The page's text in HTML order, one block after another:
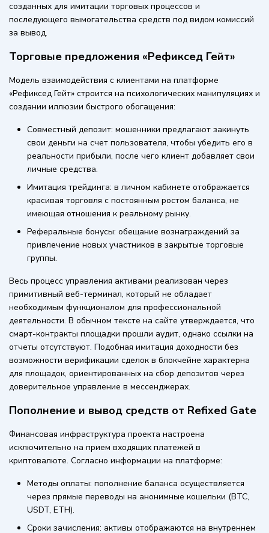
созданных для имитации торговых процессов и
последующего вымогательства средств под видом комиссий
за вывод.
Торговые предложения «Рефиксед Гейт»
Модель взаимодействия с клиентами на платформе
«Рефиксед Гейт» строится на психологических манипуляциях и
создании иллюзии быстрого обогащения:
Совместный депозит: мошенники предлагают закинуть
свои деньги на счет пользователя, чтобы убедить его в
реальности прибыли, после чего клиент добавляет свои
личные средства.
Имитация трейдинга: в личном кабинете отображается
красивая торговля с постоянным ростом баланса, не
имеющая отношения к реальному рынку.
Реферальные бонусы: обещание вознаграждений за
привлечение новых участников в закрытые торговые
группы.
Весь процесс управления активами реализован через
примитивный веб-терминал, который не обладает
необходимым функционалом для профессиональной
деятельности. В обычном тексте на сайте утверждается, что
смарт-контракты площадки прошли аудит, однако ссылки на
отчеты отсутствуют. Подобная имитация доходности без
возможности верификации сделок в блокчейне характерна
для площадок, ориентированных на сбор депозитов через
доверительное управление в мессенджерах.
Пополнение и вывод средств от Refixed Gate
Финансовая инфраструктура проекта настроена
исключительно на прием входящих платежей в
криптовалюте. Согласно информации на платформе:
Методы оплаты: пополнение баланса осуществляется
через прямые переводы на анонимные кошельки (BTC,
USDT, ETH).
Сроки зачисления: активы отображаются на внутреннем